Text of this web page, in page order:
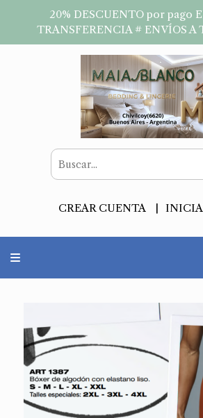
20% DESCUENTO por pago
TRANSFERENCIA # ENVÍOS A
CREAR CUENTA